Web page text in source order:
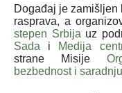
Događaj je zamišljen
rasprava, a
stepen Srbija uz
Sada i Medija
strane Misije
bezbednost i saradnju